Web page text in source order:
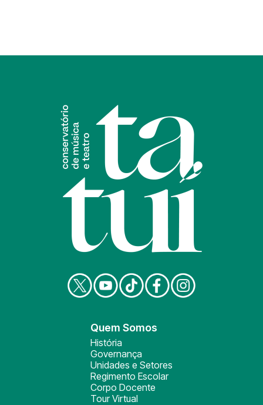
Quem Somos
História
Governança
Unidades e Setores
Regimento Escolar
Corpo Docente
Tour Virtual